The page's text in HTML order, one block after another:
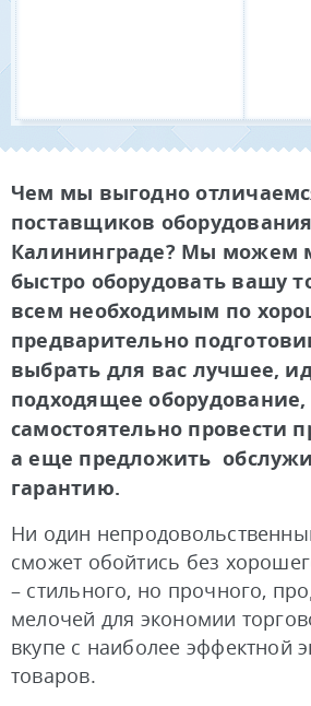
Чем мы выгодно
поставщиков
Калининграде? Мы можем
быстро оборудовать вашу
всем необходимым по
предварительно
выбрать для вас лучшее,
подходящее оборудование,
самостоятельно провести
а еще предложить
гарантию.
Ни один
сможет обойтись без
– стильного, но прочного,
мелочей для экономии
вкупе с наиболее эффектной
товаров.